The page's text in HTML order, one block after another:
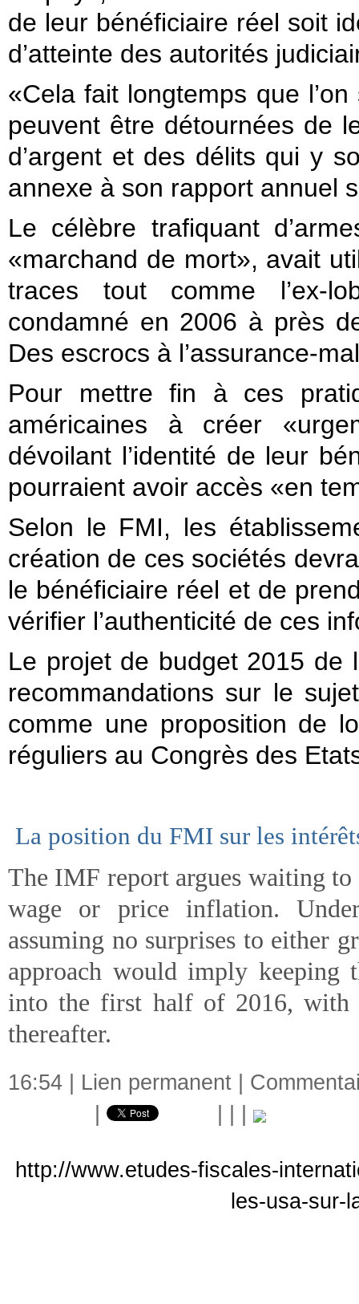
de leur bénéficiaire réel soit
d’atteinte des autorités
«Cela fait longtemps que
peuvent être détournées de
d’argent et des délits qui y
annexe à son rapport annuel
Le célèbre trafiquant
«marchand de mort», avait
traces tout comme l’ex-
condamné en 2006 à près
Des escrocs à l’assurance-
Pour mettre fin à ces
américaines à créer
dévoilant l’identité de leur
pourraient avoir accès «en
Selon le FMI, les
création de ces sociétés
le bénéficiaire réel et de
vérifier l’authenticité de ces
Le projet de budget 2015 de
recommandations sur le
comme une proposition de
réguliers au Congrès des
La position du FMI sur les
The IMF report argues waiting to
wage or price inflation.
assuming no surprises to either
approach would imply keeping
into the first half of 2016, with
thereafter.
16:54 | Lien permanent
http://www.etudes-fiscales-
les-usa-sur-